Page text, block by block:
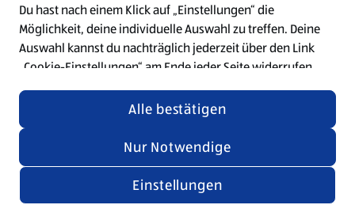
Du hast nach einem Klick auf „Einstellungen“ die
Möglichkeit, deine individuelle Auswahl zu treffen. Deine
Auswahl kannst du nachträglich jederzeit über den Link
„Cookie-Einstellungen“ am Ende jeder Seite widerrufen
oder anpassen. Änderungen in den Cookie-Einstellungen
für unsere Webseiten und Apps, die du in weiteren Tabs
oder Fenstern deines Browsers oder der App geöffnet hast,
werden wirksam, wenn die jeweilige Webseite, der Tab
oder die App aktualisiert oder geschlossen und
anschließend wieder geöffnet werden.
Einstellungen
Nur Notwendige
Alle bestätigen